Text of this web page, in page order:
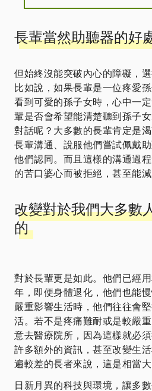
長輩當然助聽器的好
但始終沒能突破內心的障礙，選
比如說，如果長輩是一位疼愛
看到可愛的孫子女時，心中一
輩是否會希望能清楚聽到孫子
對話呢？大多數的長輩肯定是
長輩溝通、說服他們嘗試佩戴
他們認同。而且這樣的溝通過
的苦口婆心而被拒絕，甚至能減
改變對於我們大多數
的
對於長輩更是如此。他們已經
年，即便身體退化，他們也能
嚴重影響生活時，他們往往會
活。若不是疼痛難耐或是較嚴
意去醫療院所，因為這樣就必
許多額外的資訊，甚至改變生
遍較差的長者來說，這是相當大
日新月異的科技與環境，讓多